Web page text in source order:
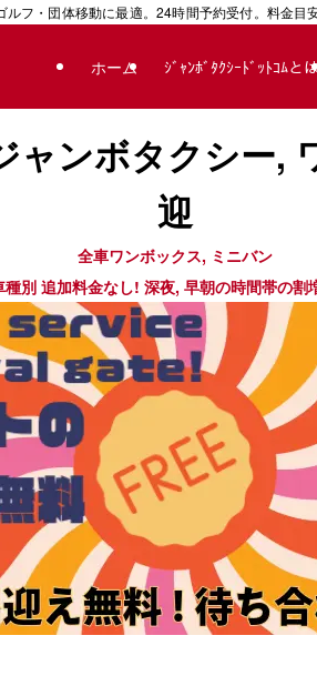
フ・団体移動に最適。24時間予約受付。料金
ホーム ｼﾞｬﾝﾎﾞﾀｸｼｰﾄﾞｯﾄｺﾑとは
ャンボタクシー,
迎
全車ワンボックス, ミニバン
種別 追加料金なし! 深夜, 早朝の時間帯の割